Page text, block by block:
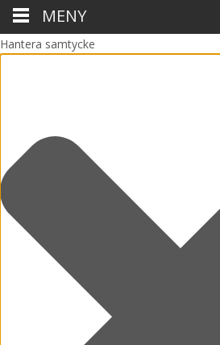
Hantera samtycke
MENY